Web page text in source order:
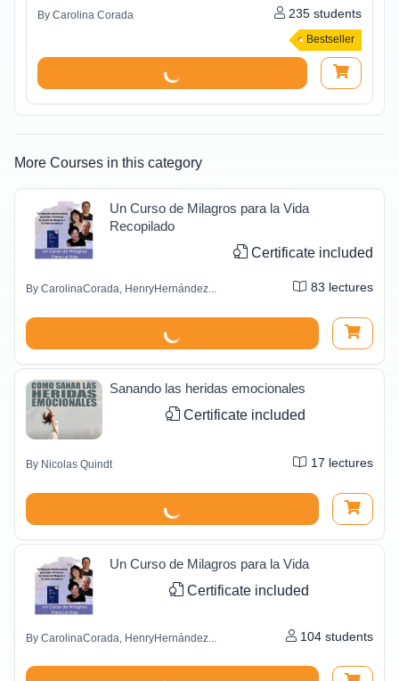
By Carolina Corada 235 students
Bestseller
More Courses in this category
Un Curso de Milagros para la Vida
Recopilado
Certificate included
By CarolinaCorada, HenryHernández... 83 lectures
Sanando las heridas emocionales
Certificate included
By Nicolas Quindt 17 lectures
Un Curso de Milagros para la Vida
Certificate included
By CarolinaCorada, HenryHernández... 104 students